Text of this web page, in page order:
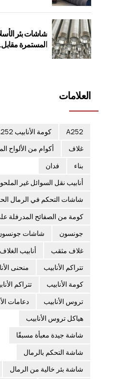
شاشات بئر
المستمرة
العلامات
A252 كومة الأنابيب A252
غلاف
أكوام من الألواح
بناء
فدان
أنابيب نقل السوائل غير
شاشات التحكم في الرمال
كومة من الصفائح المدرفلة
جونسون
شاشات
غلاف مثقب
أنابيب
تتراكم الأنابيب
منحنى
كومة الأنابيب
تتراكم
تروس الأنابيب
دعامات
هياكل تروس الأنابيب
شاشة جيدة معبأة مسبقًا
شاشة التحكم بالرمال
شاشة بئر خالية من الرمال